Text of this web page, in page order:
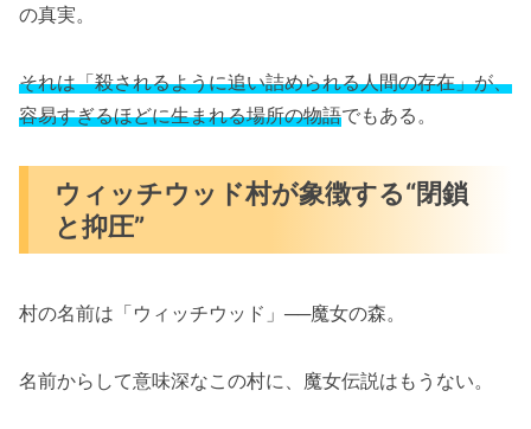
の真実。
それは「殺されるように追い詰められる人間の存在」が、
容易すぎるほどに生まれる場所の物語でもある。
ウィッチウッド村が象徴する“閉鎖
と抑圧”
村の名前は「ウィッチウッド」──魔女の森。
名前からして意味深なこの村に、魔女伝説はもうない。